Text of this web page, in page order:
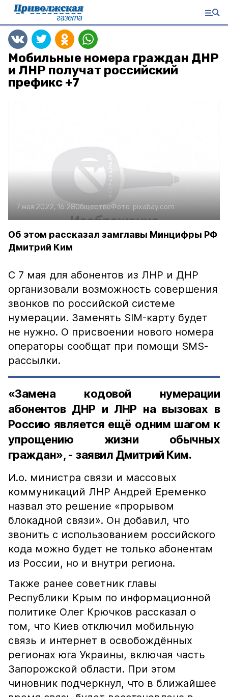
Мобильные номера граждан ДНР
и ЛНР получат российский
префикс +7
7 мая 2022, 16:28ОбществоФото: pixabay.com
Об этом рассказал замглавы Минцифры РФ
Дмитрий Ким
С 7 мая для абонентов из ЛНР и ДНР
организовали возможность совершения
звонков по российской системе
нумерации. Заменять SIM-карту будет
не нужно. О присвоении нового номера
операторы сообщат при помощи SMS-
рассылки.
«Замена кодовой нумерации
абонентов ДНР и ЛНР на вызовах в
Россию является ещё одним шагом к
упрощению жизни обычных
граждан», - заявил Дмитрий Ким.
И.о. министра связи и массовых
коммуникаций ЛНР Андрей Еременко
назвал это решение «прорывом
блокадной связи». Он добавил, что
звонить с использованием российского
кода можно будет не только абонентам
из России, но и внутри региона.
Также ранее советник главы
Республики Крым по информационной
политике Олег Крючков рассказал о
том, что Киев отключил мобильную
связь и интернет в освобождённых
регионах юга Украины, включая часть
Запорожской области. При этом
чиновник подчеркнул, что в ближайшее